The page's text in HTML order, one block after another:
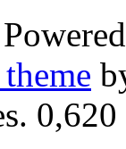
0,620